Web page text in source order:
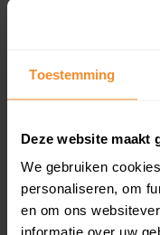
Toestemming
Deze website maakt
We gebruiken
personaliseren, om
en om ons
informatie over uw
2017
Woningwaarde